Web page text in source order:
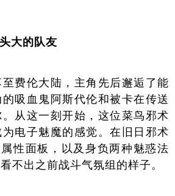
大的队友
费伦大陆，主角先后邂逅了能
吸血鬼阿斯代伦和被卡在传送
从这一刻开始，这位菜鸟邪术
电子魅魔的感觉。在旧日邪术
性面板，以及身负两种魅惑法
不出之前战斗气氛组的样子。